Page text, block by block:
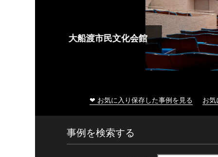
大船渡市民文化会館
❤ お気に入り保存した事例を見る お
事例を検索する